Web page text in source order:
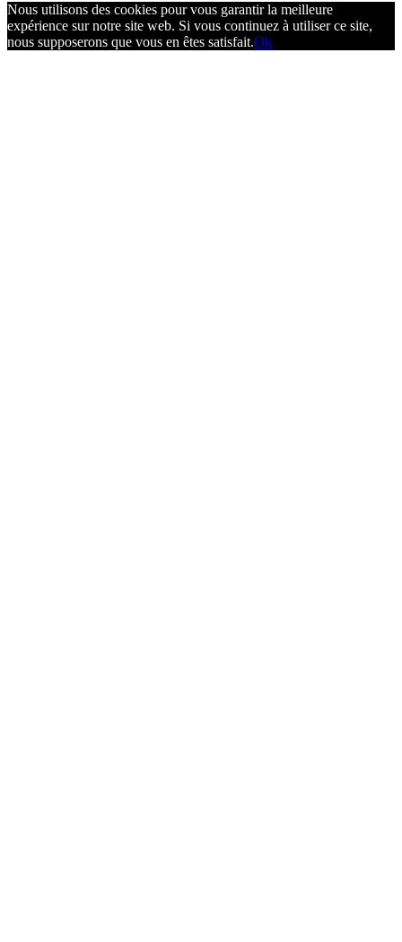
Nous utilisons des cookies pour vous garantir la meilleure
expérience sur notre site web. Si vous continuez à utiliser ce site,
nous supposerons que vous en êtes satisfait.Ok